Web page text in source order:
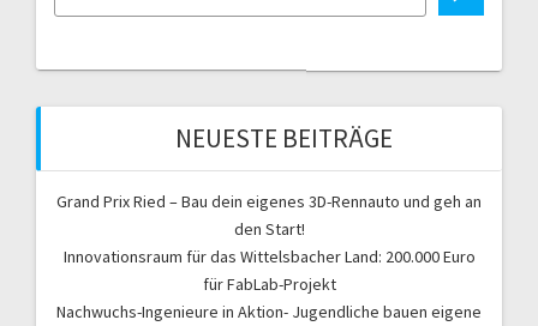
NEUESTE BEITRÄGE
Grand Prix Ried – Bau dein eigenes 3D-Rennauto und geh an
den Start!
Innovationsraum für das Wittelsbacher Land: 200.000 Euro
für FabLab-Projekt
Nachwuchs-Ingenieure in Aktion- Jugendliche bauen eigene